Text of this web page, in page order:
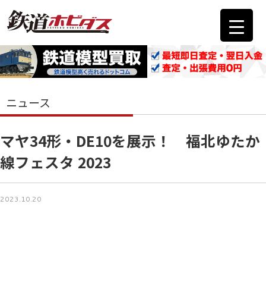
ニュース
マヤ34形・DE10を展示！ 福北ゆたか
線フェスタ 2023
2023.10.20